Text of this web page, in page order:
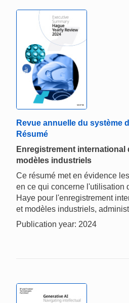
Revue annuelle du système
Résumé
Enregistrement international
modèles industriels
Ce résumé met en évidence
en ce qui concerne l'utilisation
Haye pour l'enregistrement
et modèles industriels,
Publication year: 2024